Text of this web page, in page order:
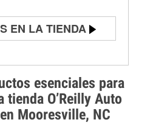
esenciales para
tienda O’Reilly Auto
Mooresville, NC
EN LA TIENDA
y
la luz "Check Engine"